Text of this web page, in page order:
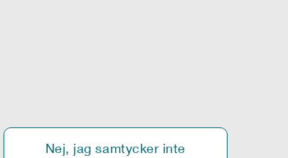
Nej, jag samtycker inte